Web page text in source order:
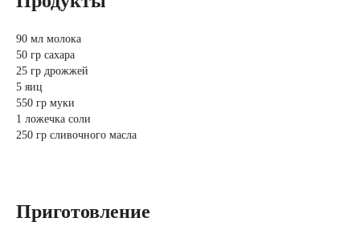
90 мл молока
50 гр сахара
25 гр дрожжей
5 яиц
550 гр муки
1 ложечка соли
250 гр сливочного масла
Приготовление